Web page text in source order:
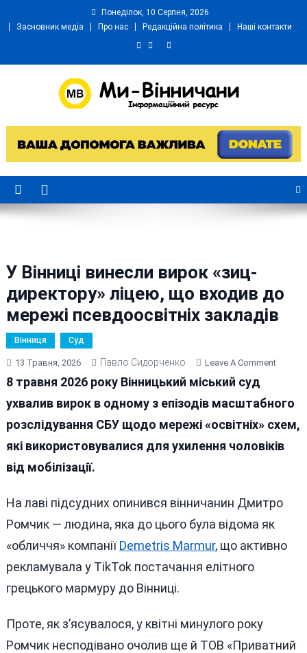
Понеділок, 10 Серпня, 2026
Засновник медіа
Про нас Редакційна політика Наші контакти
Ми Вінничани
У Вінниці винесли вирок «зиц-
директору» ліцею, що входив до
мережі псевдоосвітніх закладів
Вінниця Суд
13 Травня, 2026 Павло Сидорченко Leave A CommentOn
Вирок
«зиц-
Входив
8 травня 2026 року Вінницький міський суд
ухвалив вирок в одному з епізодів масштабного
розслідування СБУ щодо мережі «освітніх» схем,
які використовувалися для ухилення чоловіків
від мобілізації.
На лаві підсудних опинився вінничанин Дмитро
Ромчик — людина, яка до цього була відома як
«обличчя» компаніїDemetris Marmur, що активно
рекламувала у TikTok постачання елітного
грецького мармуру до Вінниці.
Проте, як з’ясувалося, у квітні минулого року
Ромчик несподівано очолив ще й ТОВ «Приватний